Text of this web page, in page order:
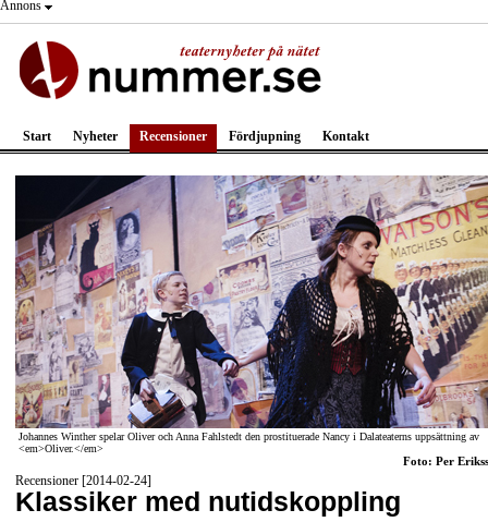
Annons
Start Nyheter Recensioner Fördjupning Kontakt
Johannes Winther spelar Oliver och Anna Fahlstedt den prostituerade Nancy i Dalateaterns uppsättning av
<em>Oliver.</em>
Foto: Per
Recensioner [2014-02-24]
Klassiker med nutidskoppling